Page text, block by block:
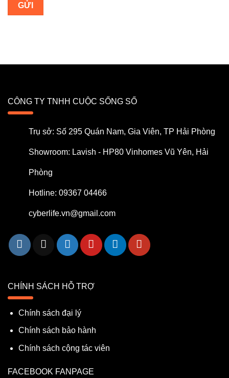
CÔNG TY TNHH CUỘC SỐNG SỐ
Trụ sở: Số 295 Quán Nam, Gia Viên, TP Hải Phòng
Showroom: Lavish - HP80 Vinhomes Vũ Yên, Hải
Phòng
Hotline: 09367 04466
cyberlife.vn@gmail.com
CHÍNH SÁCH HỖ TRỢ
Chính sách đại lý
Chính sách bảo hành
Chính sách cộng tác viên
FACEBOOK FANPAGE